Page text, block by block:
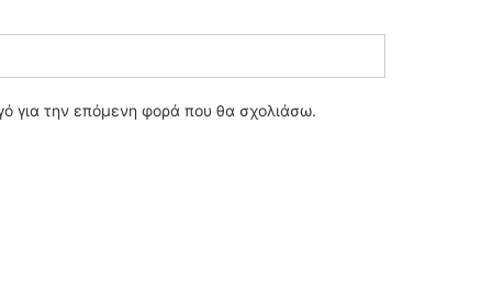
για την επόμενη φορά που θα σχολιάσω.